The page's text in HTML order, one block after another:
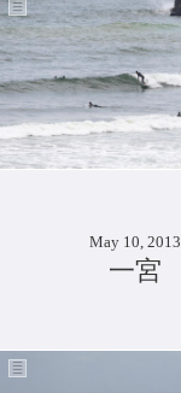
May 10, 2013
一宮